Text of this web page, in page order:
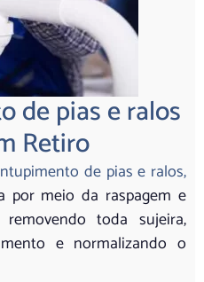
de pias e ralos
Retiro
de pias e ralos,
por meio da raspagem e
toda sujeira,
e normalizando o